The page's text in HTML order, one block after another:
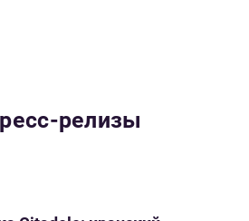
релизы